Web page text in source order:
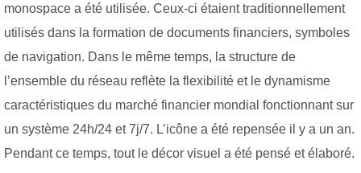
monospace a été utilisée. Ceux-ci étaient traditionnellement
utilisés dans la formation de documents financiers, symboles
de navigation. Dans le même temps, la structure de
l’ensemble du réseau reflète la flexibilité et le dynamisme
caractéristiques du marché financier mondial fonctionnant sur
un système 24h/24 et 7j/7. L’icône a été repensée il y a un an.
Pendant ce temps, tout le décor visuel a été pensé et élaboré.